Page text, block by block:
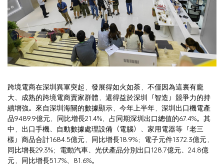
跨境電商在深圳異軍突起，發展得如火如荼，不僅因為這裏有龐
大、成熟的跨境電商賣家群體，還得益於深圳「智造」競爭力的持
續增強。來自深圳海關的數據顯示，今年上半年，深圳出口機電產
品9489.9億元，同比增長21.4%，占同期深圳出口總值的67.4%。其
中，出口手機、自動數據處理設備（電腦）、家用電器等「老三
樣」商品合計1684.5億元，同比增長18.9%；電子元件1372.3億元，
同比增長29.3%；電動汽車、光伏產品分別出口128.7億元、24.8億
元，同比增長51.7%、81.6%。